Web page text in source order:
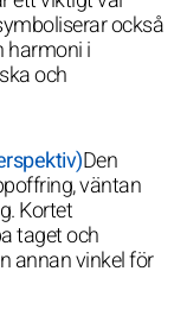
också
harmoni i
och
Den
väntan
Kortet
taget och
annan vinkel för